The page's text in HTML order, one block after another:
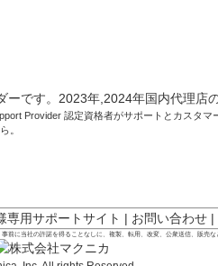
Provider 認定資格者がサポートとカスタマ
。
専用サポートサイト | お問い合わせ|
前に当社の許諾を得ることなしに、複製、転用、改変、公衆送信、販売な